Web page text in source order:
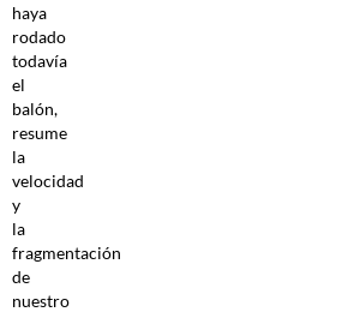
haya
rodado
todavía
el
balón,
resume
la
velocidad
y
la
fragmentación
de
nuestro